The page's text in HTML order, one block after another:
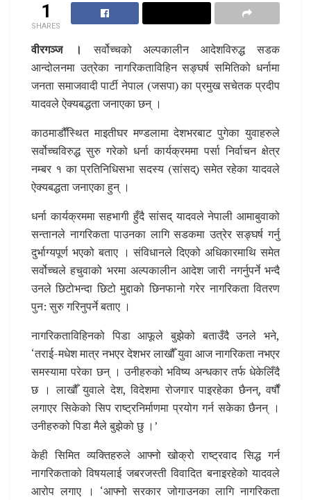
1
SHARES
वीरगञ्ज ।
सर्वोच्चको अल्पकालीन आदेशविरुद्ध सडक
आन्दोलनमा उत्रेका नागरिकताविहिन सङ्घर्ष समितिको धर्नामा
जनता समाजवादी पार्टी नेपाल (जसपा) का प्रमुख सचेतक प्रदीप
यादवले ऐक्यबद्धता जनाएका छन् ।
काठमाडौँस्थित माइतीघर मण्डलामा देशभरबाट पुगेका युवाहरुले
सर्वोच्चविरुद्ध सुरु गरेको धर्ना कार्यक्रममा पर्सा निर्वाचन क्षेत्र
नम्बर १ का प्रतिनिधिसभा सदस्य (सांसद्) समेत रहेका यादवले
ऐक्यबद्धता जनाएका हुन् ।
धर्ना कार्यक्रममा सहभागी हुँदै सांसद् यादवले नेपाली आमाबुवाको
सन्तानले नागरिकता पाउनका लागि सडकमा उत्रेर सङ्घर्ष गर्नु
दुर्भाग्यपूर्ण भएको बताए । संविधानले दिएको अधिकारमाथि समेत
सर्वोच्चले हचुवाको भरमा अल्पकालीन आदेश जारी नगर्नुपर्ने भन्दै
उनले छिटोभन्दा छिटो मुद्दाको छिनफानो गरेर नागरिकता वितरण
पुन: सुरु गरिनुपर्ने बताए ।
नागरिकताविहिनको पिडा आफूले बुझेको बताउँदै उनले भने,
‘तराई-मधेश मात्र नभएर देशभर लाखौँ युवा आज नागरिकता नभएर
समस्यामा परेका छन् । उनीहरुको भविष्य अन्धकार तर्फ धेकेलिँदै
छ । लाखौँ युवाले देश, विदेशमा रोजगार पाइरहेका छैनन्, वर्षौं
लगाएर सिकेको सिप राष्ट्रनिर्माणमा प्रयोग गर्न सकेका छैनन् ।
उनीहरुको पिडा मैले बुझेको छु ।’
केही सिमित व्यक्तिहरुले आफ्नो खोक्रो राष्ट्रवाद सिद्ध गर्न
नागरिकताको विषयलाई जबरजस्ती विवादित बनाइरहेको यादवले
आरोप लगाए । ‘आफ्नो सरकार जोगाउनका लागि नागरिकता